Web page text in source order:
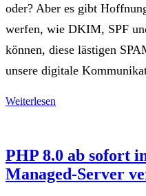
oder? Aber es gibt
werfen, wie DKIM, SPF
können, diese lästigen
unsere digitale
Weiterlesen
PHP 8.0 ab sofort
Managed-Server